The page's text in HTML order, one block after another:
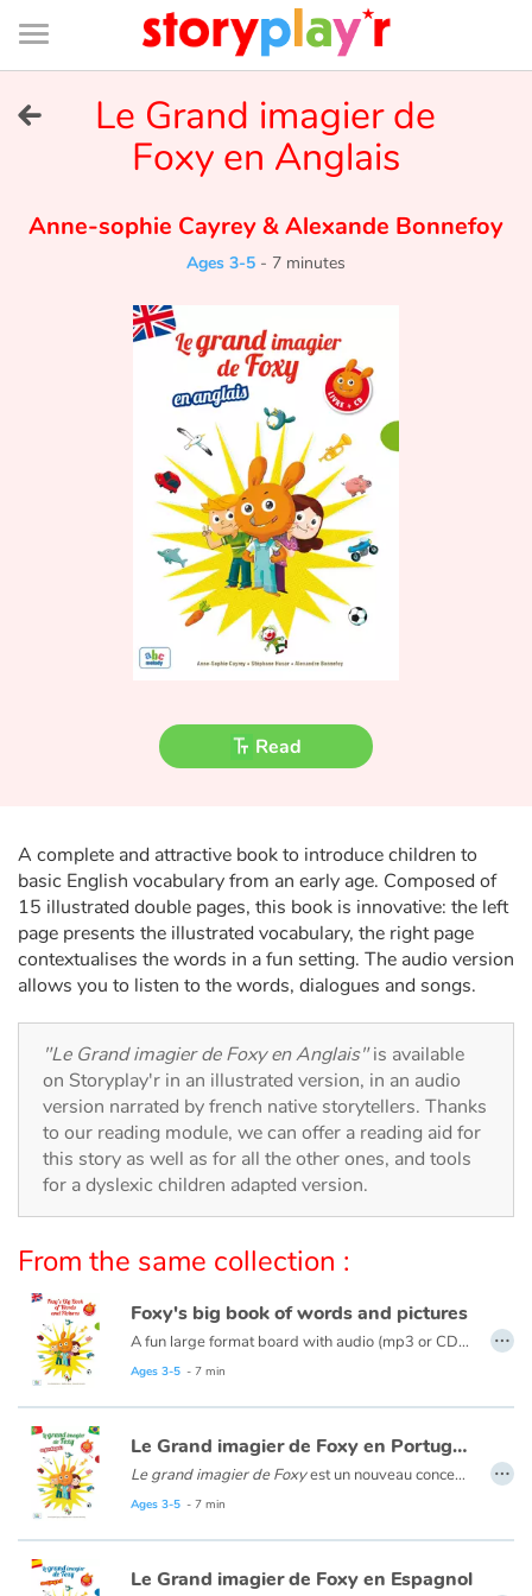
Connexion
Bibliothèque
de
page
Try for free
Tales and classics in french
Fable, myth, literature and poetry
Princesses and princes, kings, queens and dragons
Ogres, monsters and witches
Heroines and Heroes
Travel, epic, investigation, adventure
Around the world
Arts, space, activities
Documentaries
With the family
Daily life and hobbies
At school
Festivals and events
Social issues
Emotions and feelings
Le Grand imagier de
Foxy en Anglais
Anne-sophie Cayrey&Alexande Bonnefoy
Ages 3-5 - 7 minutes
Read
A complete and attractive book to introduce children to
basic English vocabulary from an early age. Composed of
15 illustrated double pages, this book is innovative: the left
page presents the illustrated vocabulary, the right page
contextualises the words in a fun setting. The audio version
allows you to listen to the words, dialogues and songs.
"Le Grand imagier de Foxy en Anglais"is available
on Storyplay'r in an illustrated version, in an audio
version narrated by french native storytellers. Thanks
to our reading module, we can offer a reading aid for
this story as well as for all the other ones, and tools
for a dyslexic children adapted version.
From the same collection :
Foxy's big book of words and pictures
A fun large format board with audio (mp3 or CD) to learn new words and phrases with Foxy, Nina and Tom!
• On the left page: colourful pictures and words
• A fun Look and Find game on each page!
Ages 3-5 - 7 min
…
Le Grand imagier de Foxy en Portugais
Le grand imagier de Foxyest un nouveau concept pour découvrir le portugais à partir de 4 ans avec Foxy, Tom et Nina. Composé de 15 doubles pages thématiques illustrées, cet imagier est innovant : la page de gauche présente le vocabulaire illustré, la page de droite contextualise les mots dans une mise en scène amusante. La version audio permet d’écouter les mots, les dialogues et les chansons. Un album complet et attrayant pour s’initier au vocabulaire basique du portugais dès le plus jeune âge.
Ages 3-5 - 7 min
…
Le Grand imagier de Foxy en Espagnol